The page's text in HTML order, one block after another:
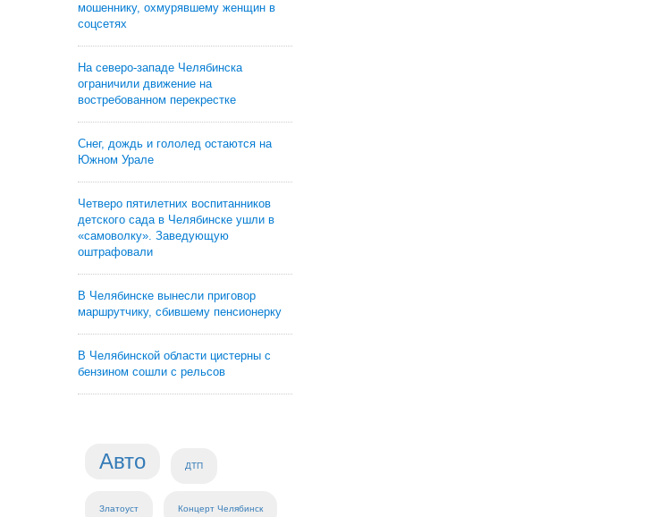
мошеннику, охмурявшему женщин в
соцсетях
На северо-западе Челябинска
ограничили движение на
востребованном перекрестке
Снег, дождь и гололед остаются на
Южном Урале
Четверо пятилетних воспитанников
детского сада в Челябинске ушли в
«самоволку». Заведующую
оштрафовали
В Челябинске вынесли приговор
маршрутчику, сбившему пенсионерку
В Челябинской области цистерны с
бензином сошли с рельсов
Авто ДТП
Златоуст Концерт Челябинск